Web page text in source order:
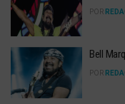
POR
Bell
POR